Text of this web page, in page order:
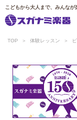
こどもから大人まで、みんな
TOP 体験レッスン